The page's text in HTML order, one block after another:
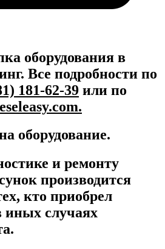
оборудования в
Все подробности по
181-62-39 или по
оборудование.
и ремонту
производится
кто приобрел
иных случаях